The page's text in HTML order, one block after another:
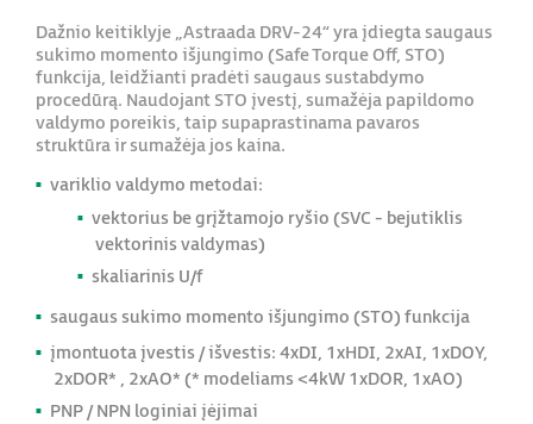
Dažnio keitiklyje „Astraada DRV-24“ yra įdiegta saugaus
sukimo momento išjungimo (Safe Torque Off, STO)
funkcija, leidžianti pradėti saugaus sustabdymo
procedūrą. Naudojant STO įvestį, sumažėja papildomo
valdymo poreikis, taip supaprastinama pavaros
struktūra ir sumažėja jos kaina.
variklio valdymo metodai:
vektorius be grįžtamojo ryšio (SVC - bejutiklis
vektorinis valdymas)
skaliarinis U/f
saugaus sukimo momento išjungimo (STO) funkcija
įmontuota įvestis / išvestis: 4xDI, 1xHDI, 2xAI, 1xDOY,
2xDOR* , 2xAO* (* modeliams <4kW 1xDOR, 1xAO)
PNP / NPN loginiai įėjimai